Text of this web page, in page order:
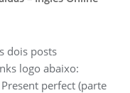
dois posts
logo abaixo:
perfect (parte